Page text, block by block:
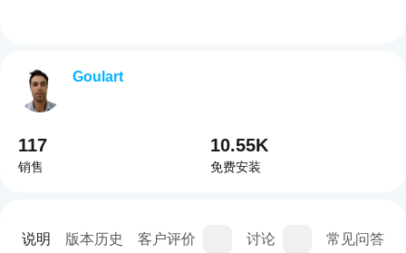
说明 版本历史 客户评价 讨论 常见问答
Goulart
117
销售
10.55K
免费安装